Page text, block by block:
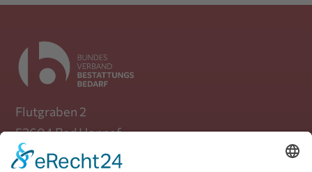
Flutgraben 2
53604 Bad Honnef
Telefon: +49 (0) 30 / 39 88 72 470